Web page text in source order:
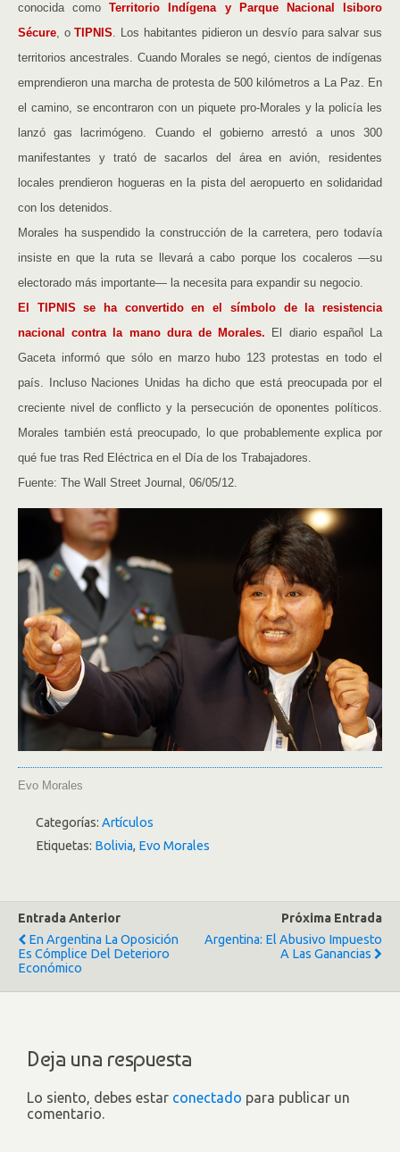
conocida comoTerritorio Indígena y Parque Nacional Isiboro
Sécure, oTIPNIS. Los habitantes pidieron un desvío para salvar sus
territorios ancestrales. Cuando Morales se negó, cientos de indígenas
emprendieron una marcha de protesta de 500 kilómetros a La Paz. En
el camino, se encontraron con un piquete pro-Morales y la policía les
lanzó gas lacrimógeno. Cuando el gobierno arrestó a unos 300
manifestantes y trató de sacarlos del área en avión, residentes
locales prendieron hogueras en la pista del aeropuerto en solidaridad
con los detenidos.
Morales ha suspendido la construcción de la carretera, pero todavía
insiste en que la ruta se llevará a cabo porque los cocaleros —su
electorado más importante— la necesita para expandir su negocio.
El TIPNIS se ha convertido en el símbolo de la resistencia
nacional contra la mano dura de Morales. El diario español La
Gaceta informó que sólo en marzo hubo 123 protestas en todo el
país. Incluso Naciones Unidas ha dicho que está preocupada por el
creciente nivel de conflicto y la persecución de oponentes políticos.
Morales también está preocupado, lo que probablemente explica por
qué fue tras Red Eléctrica en el Día de los Trabajadores.
Fuente: The Wall Street Journal, 06/05/12.
Evo Morales
Categorías: Artículos
Etiquetas: Bolivia, Evo Morales
Entrada Anterior
En Argentina La Oposición
Es Cómplice Del Deterioro
Económico
Próxima Entrada
Argentina: El Abusivo Impuesto
A Las Ganancias
Deja una respuesta
Lo siento, debes estar conectado para publicar un
comentario.